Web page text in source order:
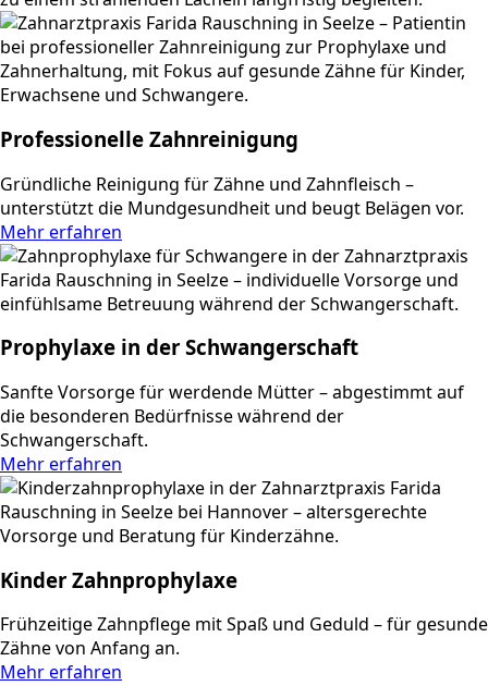
Professionelle Zahnreinigung
Gründliche Reinigung für Zähne und Zahnfleisch –
unterstützt die Mundgesundheit und beugt Belägen vor.
Mehr erfahren
Prophylaxe in der Schwangerschaft
Sanfte Vorsorge für werdende Mütter – abgestimmt auf
die besonderen Bedürfnisse während der
Schwangerschaft.
Mehr erfahren
Kinder Zahnprophylaxe
Frühzeitige Zahnpflege mit Spaß und Geduld – für gesunde
Zähne von Anfang an.
Mehr erfahren